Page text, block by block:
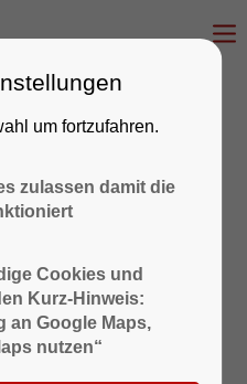
Parkstraße
haben: es gibt
der WOBAU im
um fortzufahren.
zulassen damit die
Cookies und
Kurz-Hinweis:
an Google Maps,
nutzen“